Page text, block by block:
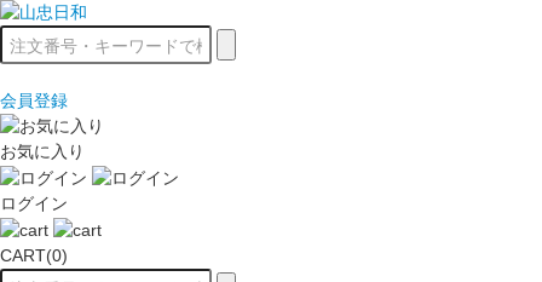
会員登録
お気に入り
ログイン
CART(0)